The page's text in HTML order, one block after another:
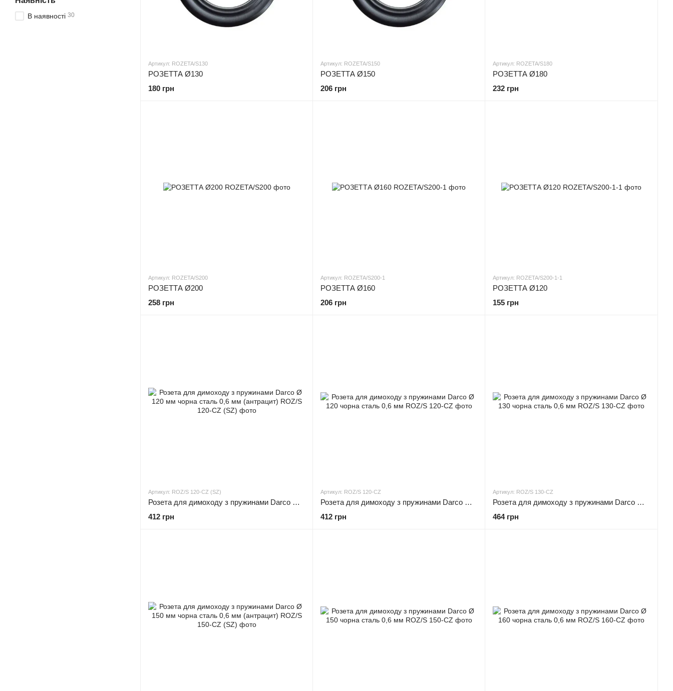
Артикул: ROZETA/S130
РОЗЕТТА Ø130
180 грн
Артикул: ROZETA/S150
РОЗЕТТА Ø150
206 грн
Артикул: ROZETA/S180
РОЗЕТТА Ø180
232 грн
Артикул: ROZETA/S200
РОЗЕТТА Ø200
258 грн
Артикул: ROZETA/S200-1
РОЗЕТТА Ø160
206 грн
Артикул: ROZETA/S200-1-1
РОЗЕТТА Ø120
155 грн
Артикул: ROZ/S 120-CZ (SZ)
Розета для димоходу з пружинами Darco Ø 120 мм чорна сталь 0,6 мм (антрацит)
412 грн
Артикул: ROZ/S 120-CZ
Розета для димоходу з пружинами Darco Ø 120 чорна сталь 0,6 мм
412 грн
Артикул: ROZ/S 130-CZ
Розета для димоходу з пружинами Darco Ø 130 чорна сталь 0,6 мм
464 грн
В наявності 30